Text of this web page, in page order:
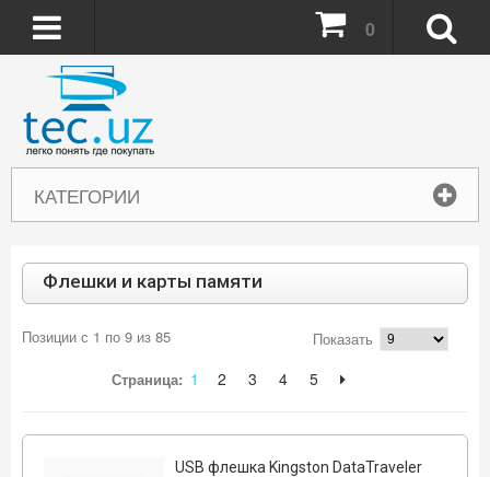
КАТЕГОРИИ
0
Флешки и карты памяти
Позиции с 1 по 9 из 85
Показать
Страница: 1 2 3 4 5
USB флешка Kingston DataTraveler